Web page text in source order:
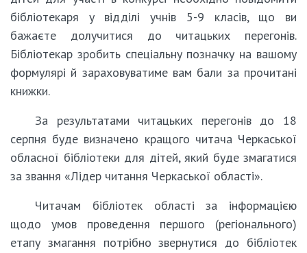
бібліотекаря у відділі учнів 5-9 класів, що ви
бажаєте долучитися до читацьких перегонів.
Бібліотекар зробить спеціальну позначку на вашому
формулярі й зараховуватиме вам бали за прочитані
книжки.
За результатами читацьких перегонів до 18
серпня буде визначено кращого читача Черкаської
обласної бібліотеки для дітей, який буде змагатися
за звання «Лідер читання Черкаської області».
Читачам бібліотек області за інформацією
щодо умов проведення першого (регіонального)
етапу змагання потрібно звернутися до бібліотек